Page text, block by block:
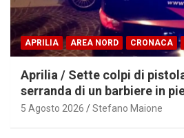
APRILIA AREA NORD CRONACA
Aprilia / Sette colpi di
serranda di un barbiere in
5 Agosto 2026 Stefano Maione